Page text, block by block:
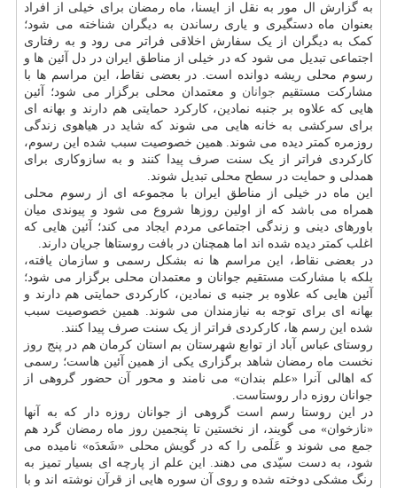
به گزارش ال مور به نقل از ایسنا، ماه رمضان برای خیلی از افراد
بعنوان ماه دستگیری و یاری رساندن به دیگران شناخته می شود؛
کمک به دیگران از یک سفارش اخلاقی فراتر می رود و به رفتاری
اجتماعی تبدیل می شود که در خیلی از مناطق ایران در دل آئین ها و
رسوم محلی ریشه دوانده است. در بعضی نقاط، این مراسم ها با
مشارکت مستقیم جوانان و معتمدان محلی برگزار می شود؛ آئین
هایی که علاوه بر جنبه نمادین، کارکرد حمایتی هم دارند و بهانه ای
برای سرکشی به خانه هایی می شوند که شاید در هیاهوی زندگی
روزمره کمتر دیده می شوند. همین خصوصیت سبب شده این رسوم،
کارکردی فراتر از یک سنت صرف پیدا کنند و به سازوکاری برای
همدلی و حمایت در سطح محلی تبدیل شوند.
این ماه در خیلی از مناطق ایران با مجموعه ای از رسوم محلی
همراه می باشد که از اولین روزها شروع می شود و پیوندی میان
باورهای دینی و زندگی اجتماعی مردم ایجاد می کند؛ آئین هایی که
اغلب کمتر دیده شده اند اما همچنان در بافت روستاها جریان دارند.
در بعضی نقاط، این مراسم ها نه بشکل رسمی و سازمان یافته،
بلکه با مشارکت مستقیم جوانان و معتمدان محلی برگزار می شود؛
آئین هایی که علاوه بر جنبه ی نمادین، کارکردی حمایتی هم دارند و
بهانه ای برای توجه به نیازمندان می شوند. همین خصوصیت سبب
شده این رسم ها، کارکردی فراتر از یک سنت صرف پیدا کنند.
روستای عباس آباد از توابع شهرستان بم استان کرمان هم در پنج روز
نخست ماه رمضان شاهد برگزاری یکی از همین آئین هاست؛ رسمی
که اهالی آنرا «علم بندان» می نامند و محور آن حضور گروهی از
جوانان روزه دار روستاست.
در این روستا رسم است گروهی از جوانان روزه دار که به آنها
«نازخوان» می گویند، از نخستین تا پنجمین روز ماه رمضان گرد هم
جمع می شوند و عَلَمی را که در گویش محلی «شَعدَه» نامیده می
شود، به دست سیّدی می دهند. این علم از پارچه ای بسیار تمیز به
رنگ مشکی دوخته شده و روی آن سوره هایی از قرآن نوشته اند و با